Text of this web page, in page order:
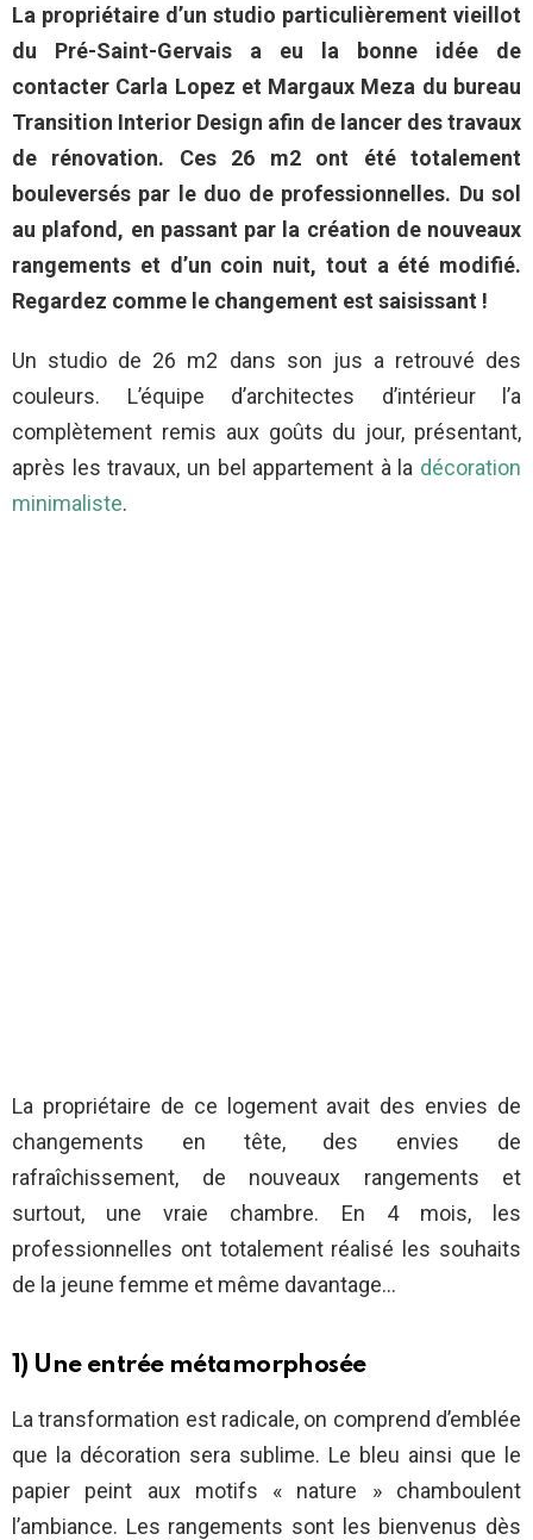
La propriétaire d’un studio particulièrement vieillot
du Pré-Saint-Gervais a eu la bonne idée de
contacter Carla Lopez et Margaux Meza du bureau
Transition Interior Design afin de lancer des travaux
de rénovation. Ces 26 m2 ont été totalement
bouleversés par le duo de professionnelles. Du sol
au plafond, en passant par la création de nouveaux
rangements et d’un coin nuit, tout a été modifié.
Regardez comme le changement est saisissant !
Un studio de 26 m2 dans son jus a retrouvé des
couleurs. L’équipe d’architectes d’intérieur l’a
complètement remis aux goûts du jour, présentant,
après les travaux, un bel appartement à la décoration
minimaliste.
La propriétaire de ce logement avait des envies de
changements en tête, des envies de
rafraîchissement, de nouveaux rangements et
surtout, une vraie chambre. En 4 mois, les
professionnelles ont totalement réalisé les souhaits
de la jeune femme et même davantage…
1) Une entrée métamorphosée
La transformation est radicale, on comprend d’emblée
que la décoration sera sublime. Le bleu ainsi que le
papier peint aux motifs « nature » chamboulent
l’ambiance. Les rangements sont les bienvenus dès